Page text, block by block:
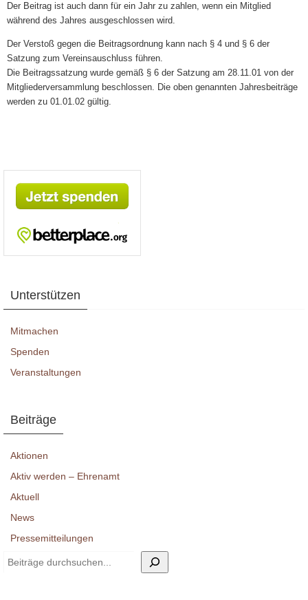
Der Beitrag ist auch dann für ein Jahr zu zahlen, wenn ein Mitglied
während des Jahres ausgeschlossen wird.
Der Verstoß gegen die Beitragsordnung kann nach § 4 und § 6 der
Satzung zum Vereinsauschluss führen.
Die Beitragssatzung wurde gemäß § 6 der Satzung am 28.11.01 von der
Mitgliederversammlung beschlossen. Die oben genannten Jahresbeiträge
werden zu 01.01.02 gültig.
Unterstützen
Mitmachen
Spenden
Veranstaltungen
Beiträge
Aktionen
Aktiv werden – Ehrenamt
Aktuell
News
Pressemitteilungen
Suchen